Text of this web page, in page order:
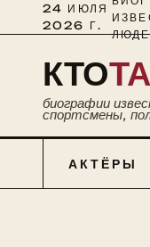
24 ИЮЛЯ
2026 Г.
КТО
биографии
спортсмены,
АКТЁРЫ